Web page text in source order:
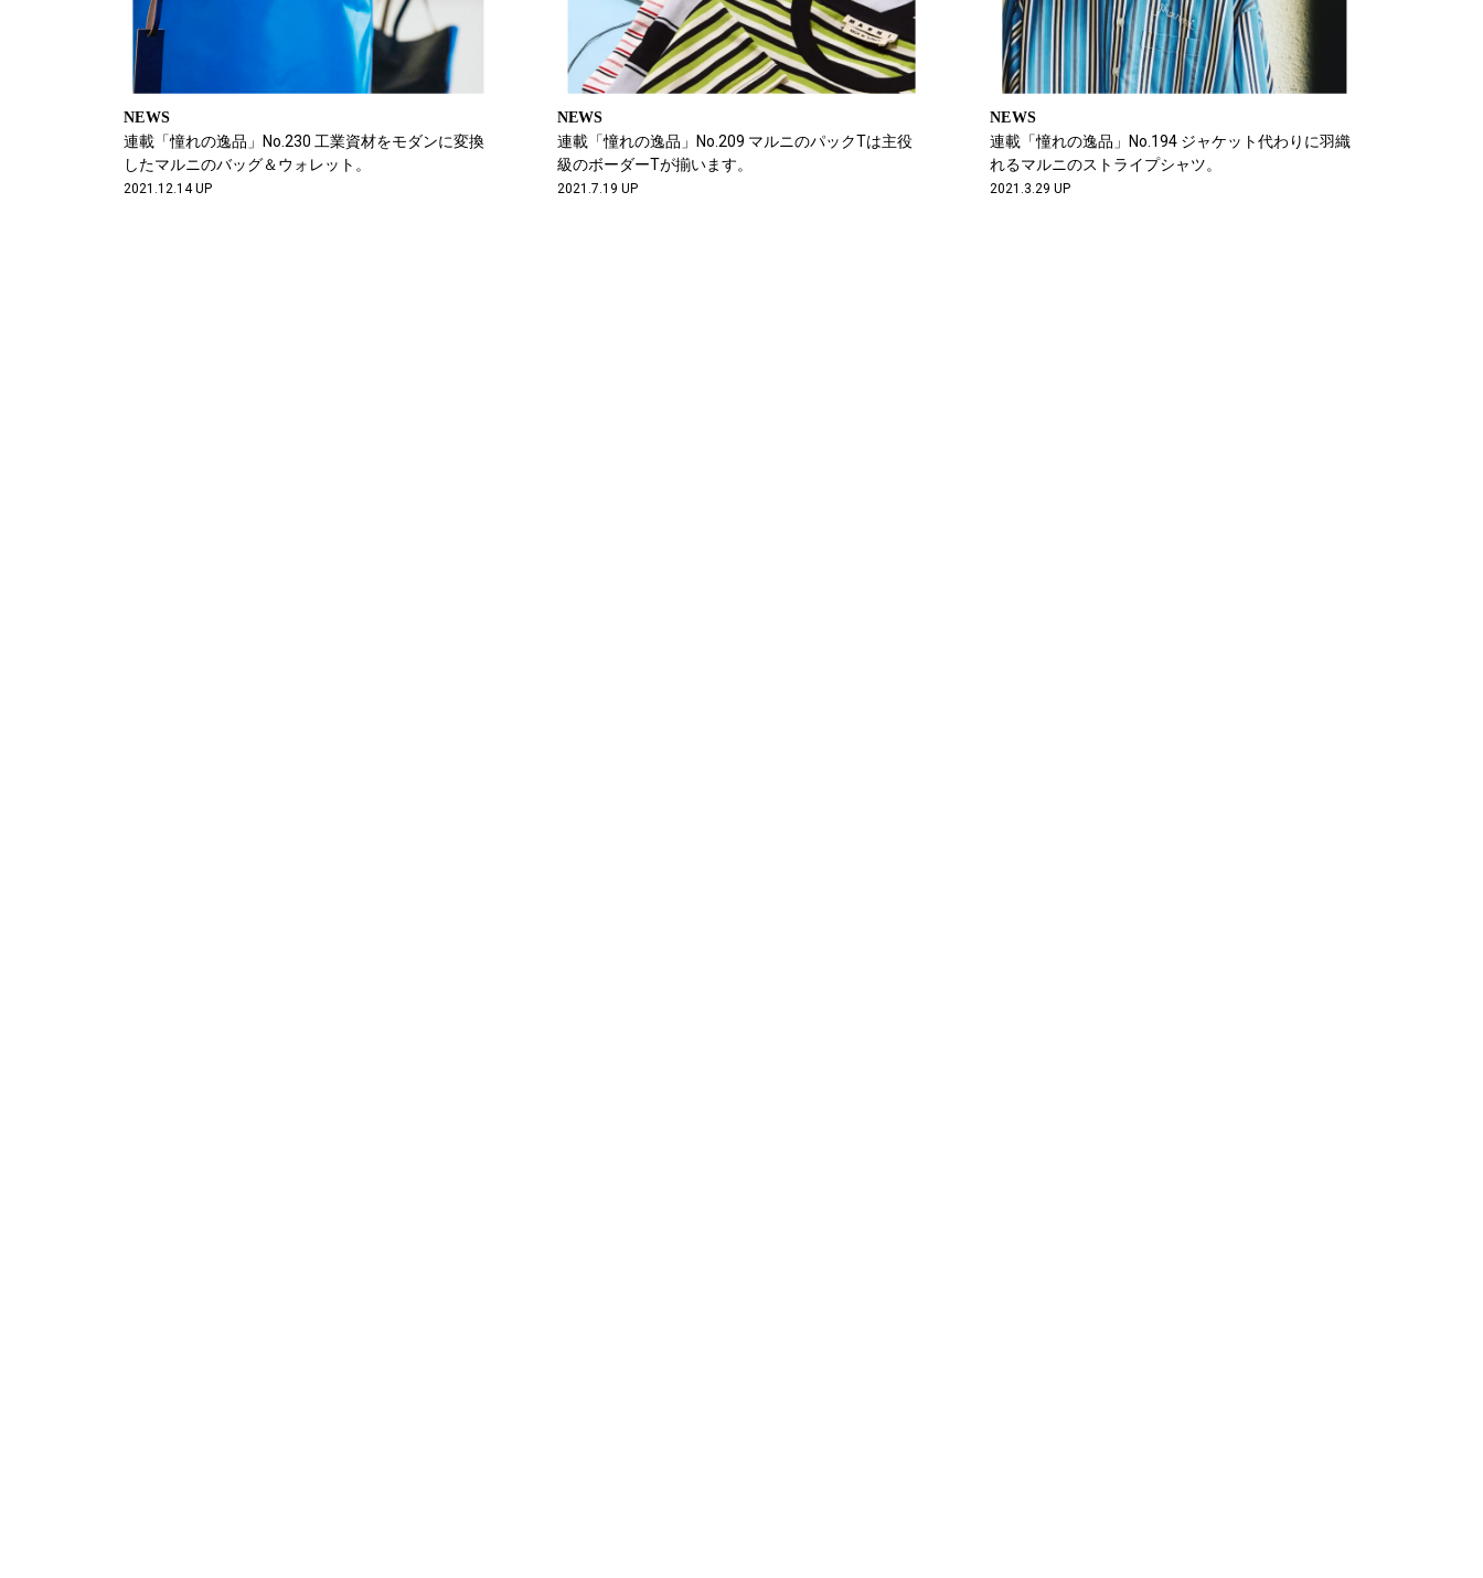
NEWS
連載「憧れの逸品」No.230 工業資材をモダンに変換
したマルニのバッグ＆ウォレット。
2021.12.14 UP
NEWS
連載「憧れの逸品」No.209 マルニのパックTは主役
級のボーダーTが揃います。
2021.7.19 UP
NEWS
連載「憧れの逸品」No.194 ジャケット代わりに羽織
れるマルニのストライプシャツ。
2021.3.29 UP